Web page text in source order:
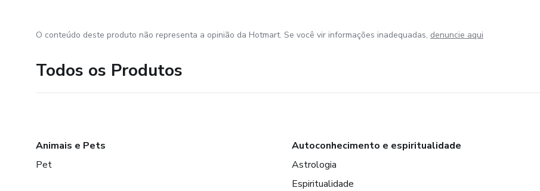
O conteúdo deste produto não representa a opinião da Hotmart. Se você vir informações inadequadas, denuncie aqui
Todos os Produtos
Animais e Pets
Pet
Autoconhecimento e espiritualidade
Astrologia
Espiritualidade